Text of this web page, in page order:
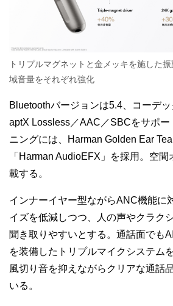
トリプルマグネットと金メッキを施した
域音量をそれぞれ強化
Bluetoothバージョンは5.4、コーデ
aptX Lossless／AAC／SBCをサポー
ニングには、Harman Golden Ear
「Harman AudioEFX」を採用。空
載する。
インナーイヤー型ながらANC機能に
イズを低減しつつ、人の声やクラク
聞き取りやすいとする。通話面でも
を装備したトリプルマイクシステム
風切り音を抑えながらクリアな通話
いる。